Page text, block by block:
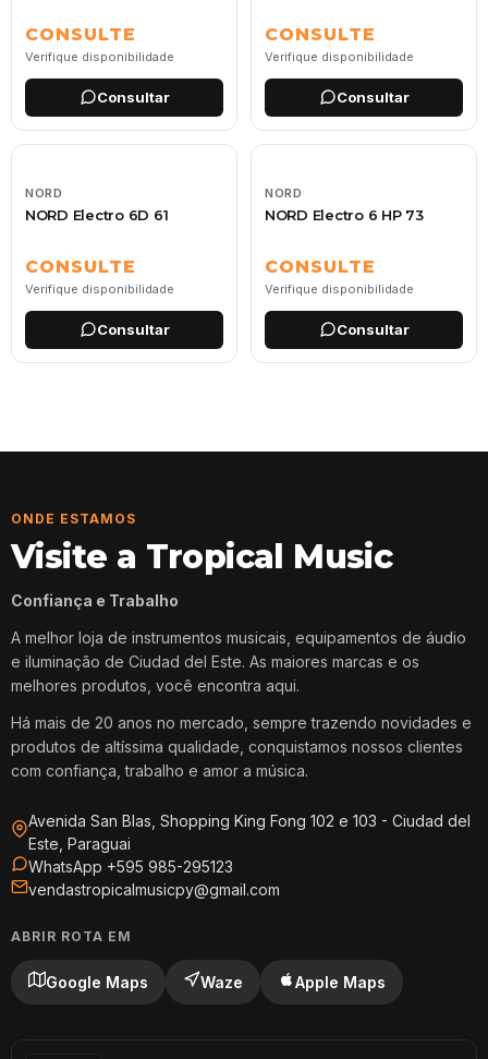
CONSULTE
Verifique disponibilidade
Consultar
CONSULTE
Verifique disponibilidade
Consultar
NORD
NORD Electro 6D 61
CONSULTE
Verifique disponibilidade
Consultar
NORD
NORD Electro 6 HP 73
CONSULTE
Verifique disponibilidade
Consultar
ONDE ESTAMOS
Visite a Tropical Music
Confiança e Trabalho
A melhor loja de instrumentos musicais, equipamentos de áudio
e iluminação de Ciudad del Este. As maiores marcas e os
melhores produtos, você encontra aqui.
Há mais de 20 anos no mercado, sempre trazendo novidades e
produtos de altíssima qualidade, conquistamos nossos clientes
com confiança, trabalho e amor a música.
Avenida San Blas, Shopping King Fong 102 e 103 - Ciudad del
Este, Paraguai
WhatsApp +595 985-295123
vendastropicalmusicpy@gmail.com
ABRIR ROTA EM
Google Maps Waze Apple Maps